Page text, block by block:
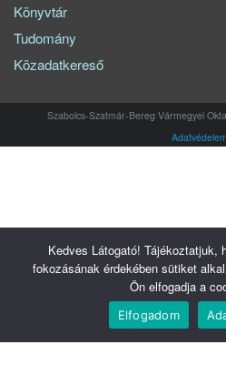
Könyvtár
Tudomány
Közadatkereső
Szabolcs-Szatmár-Bereg Vármegyei
Adatvédelem
Kedves Látogató! Tájékoztatjuk,
fokozásának érdekében sütiket
Ön elfogadja a
Elfogadom